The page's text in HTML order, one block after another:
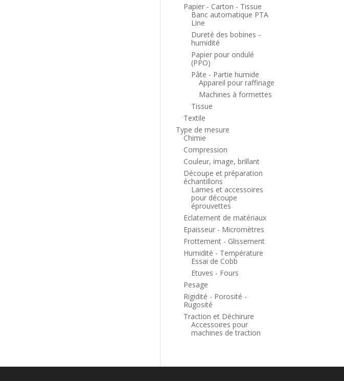
Papier - Carton - Tissue
Banc automatique PTA
Line
Dureté des bobines -
humidité
Papier pour ondulé
(PPO)
Pâte - Partie humide
Appareil pour raffinage
Machines à formettes
Tissue
Textile
Type de mesure
Chimie
Compression
Couleur, image, brillant
Découpe et préparation
échantillons
Lames et accessoires
pour découpe
éprouvettes
Eclatement de matériaux
Epaisseur - Micromètres
Frottement - Glissement
Humidité - Température
Essai de Cobb
Etuves - Fours
Pesage
Rigidité - Porosité -
Rugosité
Traction et Déchirure
Accessoires pour
machines de traction